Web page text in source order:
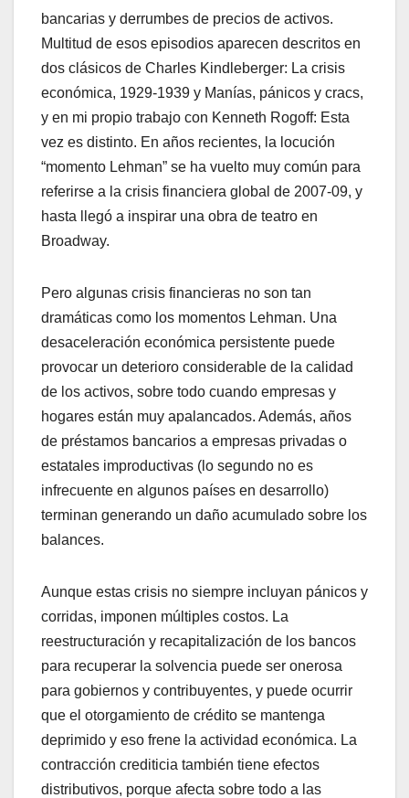
bancarias y derrumbes de precios de activos.
Multitud de esos episodios aparecen descritos en
dos clásicos de Charles Kindleberger: La crisis
económica, 1929-1939 y Manías, pánicos y cracs,
y en mi propio trabajo con Kenneth Rogoff: Esta
vez es distinto. En años recientes, la locución
“momento Lehman” se ha vuelto muy común para
referirse a la crisis financiera global de 2007-09, y
hasta llegó a inspirar una obra de teatro en
Broadway.
Pero algunas crisis financieras no son tan
dramáticas como los momentos Lehman. Una
desaceleración económica persistente puede
provocar un deterioro considerable de la calidad
de los activos, sobre todo cuando empresas y
hogares están muy apalancados. Además, años
de préstamos bancarios a empresas privadas o
estatales improductivas (lo segundo no es
infrecuente en algunos países en desarrollo)
terminan generando un daño acumulado sobre los
balances.
Aunque estas crisis no siempre incluyan pánicos y
corridas, imponen múltiples costos. La
reestructuración y recapitalización de los bancos
para recuperar la solvencia puede ser onerosa
para gobiernos y contribuyentes, y puede ocurrir
que el otorgamiento de crédito se mantenga
deprimido y eso frene la actividad económica. La
contracción crediticia también tiene efectos
distributivos, porque afecta sobre todo a las